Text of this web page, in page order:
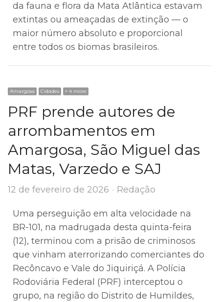
da fauna e flora da Mata Atlântica estavam
extintas ou ameaçadas de extinção — o
maior número absoluto e proporcional
entre todos os biomas brasileiros.
Amargosa Cidades + 4 more
PRF prende autores de
arrombamentos em
Amargosa, São Miguel das
Matas, Varzedo e SAJ
12 de fevereiro de 2026 Author
Redação
Uma perseguição em alta velocidade na
BR-101, na madrugada desta quinta-feira
(12), terminou com a prisão de criminosos
que vinham aterrorizando comerciantes do
Recôncavo e Vale do Jiquiriçá. A Polícia
Rodoviária Federal (PRF) interceptou o
grupo, na região do Distrito de Humildes,